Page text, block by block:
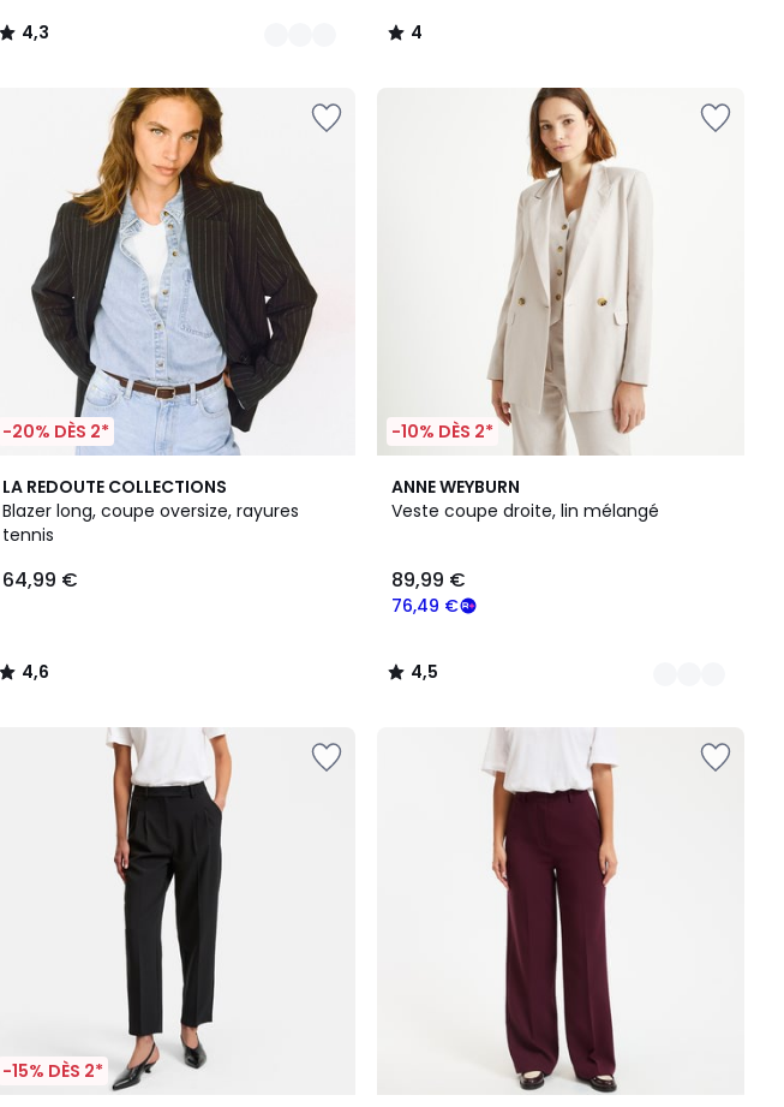
4,3
/
4
/
-20% DÈS 2*
LA REDOUTE COLLECTIONS
Blazer long, coupe oversize, rayures
tennis
64,99 €
4,6
/ 5
4,6
/
-10% DÈS 2*
ANNE WEYBURN
Veste coupe droite, lin mélangé
76,49 €
89,99 €
4,5
/ 5
2
Couleurs
4,5
/
-15% DÈS 2*